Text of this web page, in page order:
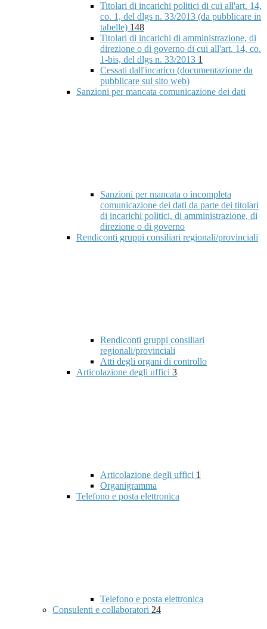
Titolari di incarichi politici di cui all'art. 14,
co. 1, del dlgs n. 33/2013 (da pubblicare in
tabelle) 148
Titolari di incarichi di amministrazione, di
direzione o di governo di cui all'art. 14, co.
1-bis, del dlgs n. 33/2013 1
Cessati dall'incarico (documentazione da
pubblicare sul sito web)
Sanzioni per mancata comunicazione dei dati
Sanzioni per mancata o incompleta
comunicazione dei dati da parte dei titolari
di incarichi politici, di amministrazione, di
direzione o di governo
Rendiconti gruppi consiliari regionali/provinciali
Rendiconti gruppi consiliari
regionali/provinciali
Atti degli organi di controllo
Articolazione degli uffici 3
Articolazione degli uffici 1
Organigramma
Telefono e posta elettronica
Telefono e posta elettronica
Consulenti e collaboratori 24